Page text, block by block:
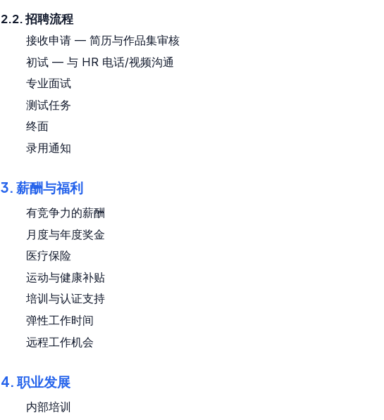
2.2. 招聘流程
接收申请 — 简历与作品集审核
初试 — 与 HR 电话/视频沟通
专业面试
测试任务
终面
录用通知
3. 薪酬与福利
有竞争力的薪酬
月度与年度奖金
医疗保险
运动与健康补贴
培训与认证支持
弹性工作时间
远程工作机会
4. 职业发展
内部培训